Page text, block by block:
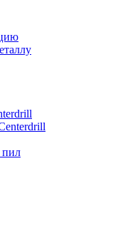
пил